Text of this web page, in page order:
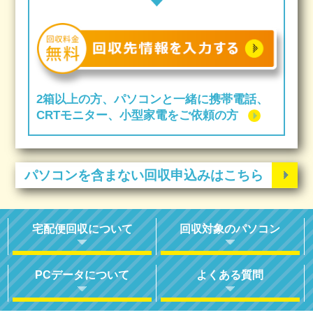
2箱以上の方、パソコンと一緒に携帯電話、
CRTモニター、小型家電をご依頼の方
パソコンを含まない回収申込みはこちら
宅配便回収について 回収対象のパソコン
PCデータについて よくある質問